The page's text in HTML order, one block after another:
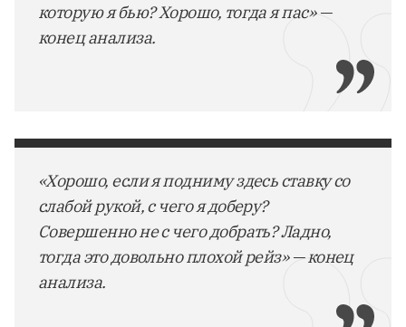
которую я бью? Хорошо, тогда я пас» —
конец анализа.
«Хорошо, если я подниму здесь ставку со
слабой рукой, с чего я доберу?
Совершенно не с чего добрать? Ладно,
тогда это довольно плохой рейз» — конец
анализа.